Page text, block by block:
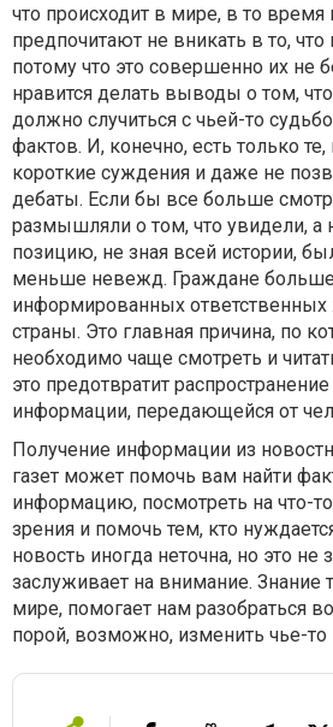
что происходит в мире, в то время
предпочитают не вникать в то, что
потому что это совершенно их не
нравится делать выводы о том,
должно случиться с чьей-то
фактов. И, конечно, есть только
короткие суждения и даже не
дебаты. Если бы все больше
размышляли о том, что увидели, а
позицию, не зная всей истории,
меньше невежд. Граждане
информированных ответственных
страны. Это главная причина, по
необходимо чаще смотреть и
это предотвратит
информации, передающейся от
Получение информации из
газет может помочь вам найти
информацию, посмотреть на что-
зрения и помочь тем, кто
новость иногда неточна, но это не
заслуживает на внимание. Знание
мире, помогает нам разобраться
порой, возможно, изменить чье-то